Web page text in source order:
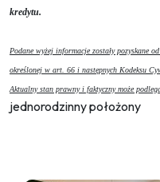
kredytu.
Podane wyżej informacje zostały pozyskane
określonej w art. 66 i następnych Kodeksu
Aktualny stan prawny i faktyczny może
jednorodzinny położony